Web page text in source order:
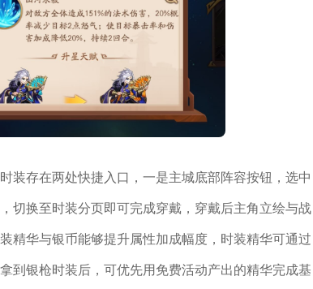
装存在两处快捷入口，一是主城底部阵容按钮，选中
切换至时装分页即可完成穿戴，穿戴后主角立绘与战
精华与银币能够提升属性加成幅度，时装精华可通过
到银枪时装后，可优先用免费活动产出的精华完成基